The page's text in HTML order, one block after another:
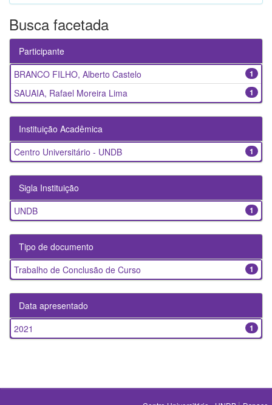
Busca facetada
Participante
1
BRANCO FILHO, Alberto Castelo
1
SAUAIA, Rafael Moreira Lima
Instituição Acadêmica
1
Centro Universitário - UNDB
Sigla Instituição
1
UNDB
Tipo de documento
1
Trabalho de Conclusão de Curso
Data apresentado
1
2021